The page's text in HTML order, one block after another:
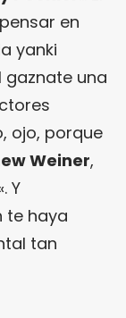
en
yanki
gaznate una
ojo, porque
Weiner,
Y
te haya
tan